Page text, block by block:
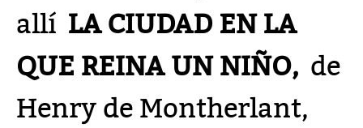
allí LA CIUDAD EN LA
QUE REINA UN NIÑO, de
Henry de Montherlant,